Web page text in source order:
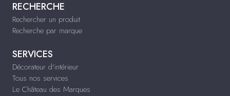
RECHERCHE
Rechercher un produit
Recherche par marque
SERVICES
Décorateur d'intérieur
Tous nos services
Le Château des Marques